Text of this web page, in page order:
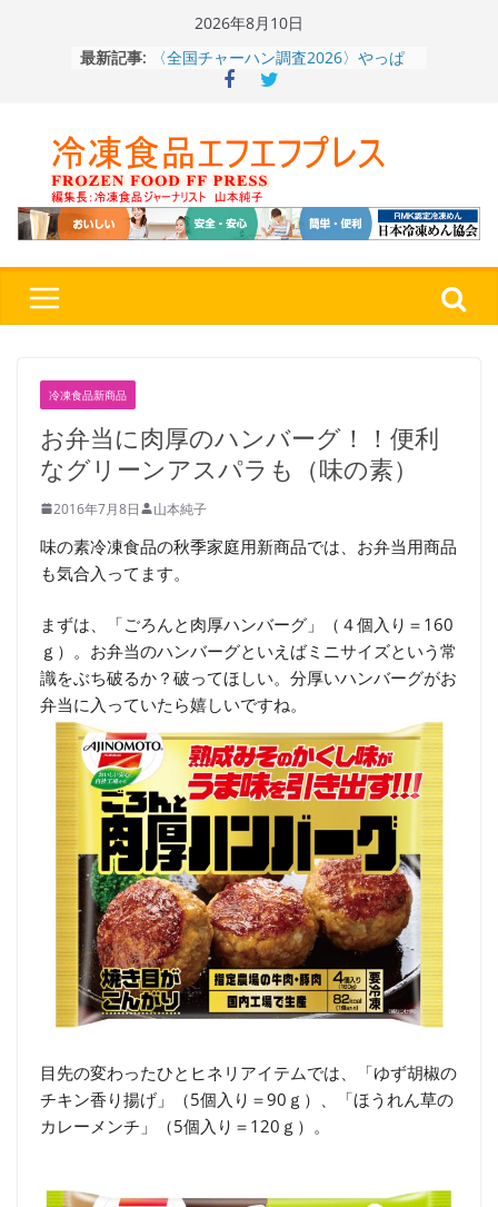
2026年8月10日
最新記事:
りお米メニュー人気1位はチャーハン
～ニチレイフーズ調べ
から新ブランド『ニップン、彩りごは
ん。』～”おいしさ”をアピール
餃子キャラ”ぎょざ・ぎょざお”POPUP
ストアで作者にご挨拶、新作”れいと
うこ～こ～”を知る
「CHEESE WONDER」5周年～夏に限
定さわやかフレーバー「CHEESE
冷凍食品新商品
お弁当に肉厚のハンバーグ！！便利
なグリーンアスパラも（味の素）
2016年7月8日 山本純子
味の素冷凍食品の秋季家庭用新商品では、お弁当用商品
も気合入ってます。
まずは、「ごろんと肉厚ハンバーグ」（４個入り＝160
ｇ）。お弁当のハンバーグといえばミニサイズという常
識をぶち破るか？破ってほしい。分厚いハンバーグがお
弁当に入っていたら嬉しいですね。
目先の変わったひとヒネリアイテムでは、「ゆず胡椒の
チキン香り揚げ」（5個入り＝90ｇ）、「ほうれん草の
カレーメンチ」（5個入り＝120ｇ）。